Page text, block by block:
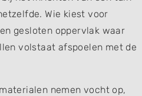
Wie kiest voor
gesloten oppervlak waar
volstaat afspoelen met de
nemen vocht op,